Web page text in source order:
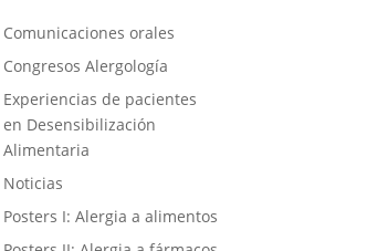
Comunicaciones orales
Congresos Alergología
Experiencias de pacientes
en Desensibilización
Alimentaria
Noticias
Posters I: Alergia a alimentos